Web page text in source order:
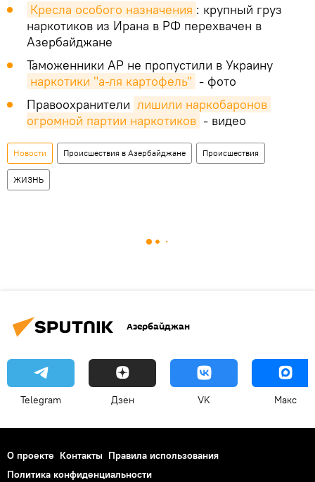
Кресла особого назначения : крупный груз
наркотиков из Ирана в РФ перехвачен в
Азербайджане
Таможенники АР не пропустили в Украину
наркотики "а-ля картофель" - фото
Правоохранители лишили наркобаронов
огромной партии наркотиков - видео
Новости Происшествия в Азербайджане Происшествия
ЖИЗНЬ
Азербайджан
Telegram Дзен VK Макс
О проекте Контакты Правила использования
Политика конфиденциальности